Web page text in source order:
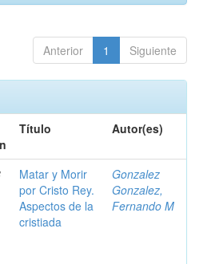
Anterior 1 Siguiente
Título Autor(es)
Matar y Morir
por Cristo Rey.
Aspectos de la
cristiada
Gonzalez
Gonzalez,
Fernando M